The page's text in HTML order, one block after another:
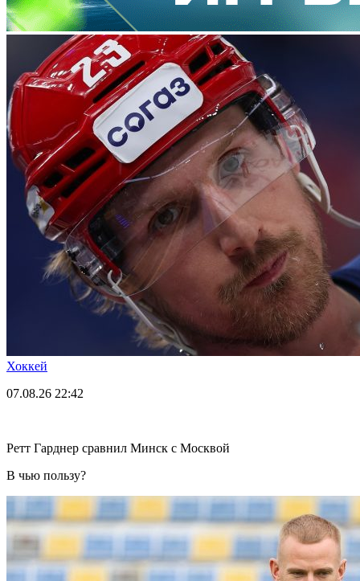
Хоккей
07.08.26 22:42
Ретт Гарднер сравнил Минск с Москвой
В чью пользу?